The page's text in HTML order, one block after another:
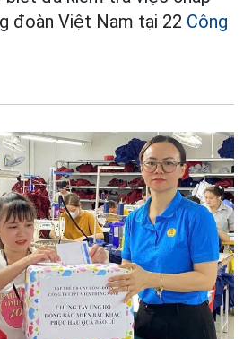
đoàn Việt Nam tại 22 Công